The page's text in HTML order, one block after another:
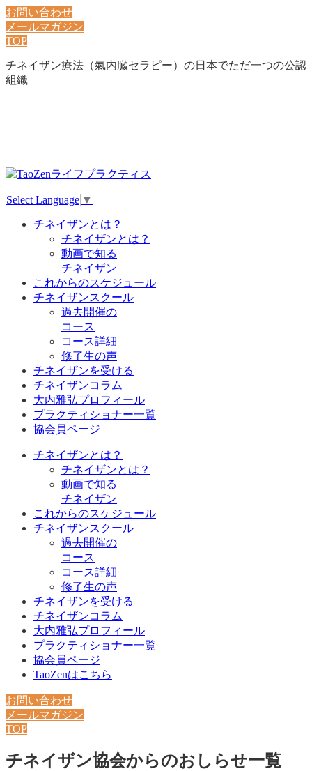
お問い合わせ
メールマガジン
TOP
チネイザン療法（氣内臓セラピー）の日本でただ一つの公認
組織
Select Language ▼
チネイザンとは？
チネイザンとは？
動画で知る
チネイザン
これからのスケジュール
チネイザンスクール
過去開催の
コース
コース詳細
修了生の声
チネイザンを受ける
チネイザンコラム
大内雅弘プロフィール
プラクティショナー一覧
協会員ページ
チネイザンとは？
チネイザンとは？
動画で知る
チネイザン
これからのスケジュール
チネイザンスクール
過去開催の
コース
コース詳細
修了生の声
チネイザンを受ける
チネイザンコラム
大内雅弘プロフィール
プラクティショナー一覧
協会員ページ
TaoZenはこちら
お問い合わせ
メールマガジン
TOP
チネイザン協会からのおしらせ一覧